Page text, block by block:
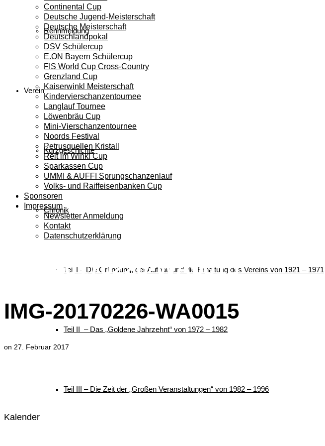
Rennmeldung
Verein
Kurzgeschichte
Chronik
Teil I – Die Gründung, der Aufbau und die Erhaltung des Vereins von 1921 – 1971
Teil II – Das „Goldene Jahrzehnt“ von 1972 – 1982
Teil III – Die Zeit der „Großen Veranstaltungen“ von 1982 – 1996
Continental Cup
Deutsche Jugend-Meisterschaft
Deutsche Meisterschaft
Deutschlandpokal
DSV Schülercup
E.ON Bayern Schülercup
FIS World Cup Cross-Country
Grenzland Cup
Kaiserwinkl Meisterschaft
Kindervierschanzentournee
Langlauf Tournee
Löwenbräu Cup
Mini-Vierschanzentournee
Noords Festival
Petrusquellen Kristall
Reit im Winkl Cup
Sparkassen Cup
UMMI & AUFFI Sprungschanzenlauf
Volks- und Raiffeisenbanken Cup
Sponsoren
Impressum
Newsletter Anmeldung
Kontakt
Datenschutzerklärung
IMG-20170226-WA0015
IMG-20170226-WA0015
on 27. Februar 2017
Kalender